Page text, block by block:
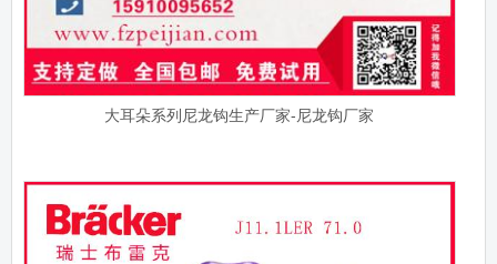
大耳朵系列尼龙钩生产厂家-尼龙钩厂家